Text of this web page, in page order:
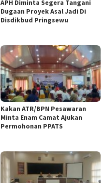
APH Diminta Segera Tangani
Dugaan Proyek Asal Jadi Di
Disdikbud Pringsewu
Kakan ATR/BPN Pesawaran
Minta Enam Camat Ajukan
Permohonan PPATS